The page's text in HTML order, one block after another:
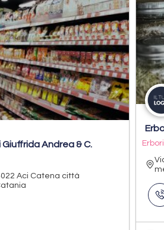
Giuffrida Andrea & C.
Aci Catena città